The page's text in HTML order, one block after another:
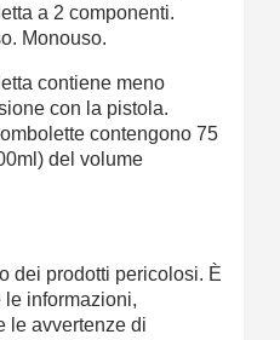
a 2 componenti.
Monouso.
contiene meno
con la pistola.
contengono 75
del volume
dei prodotti pericolosi. È
le informazioni,
le avvertenze di